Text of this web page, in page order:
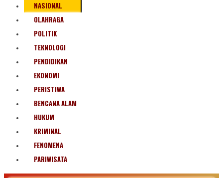
NASIONAL
OLAHRAGA
POLITIK
TEKNOLOGI
PENDIDIKAN
EKONOMI
PERISTIWA
BENCANA ALAM
HUKUM
KRIMINAL
FENOMENA
PARIWISATA